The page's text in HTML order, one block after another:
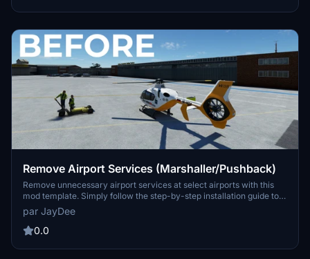
Remove Airport Services (Marshaller/Pushback)
Remove unnecessary airport services at select airports with this
mod template. Simply follow the step-by-step installation guide to
customize your experience in Microsoft Flight Simulator. Join the
Discord for assistance if needed.
par JayDee
0.0